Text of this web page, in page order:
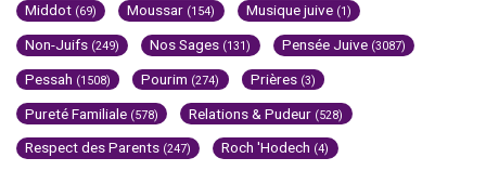
Middot (69) Moussar (154) Musique juive (1)
Non-Juifs (249) Nos Sages (131) Pensée Juive (3087)
Pessah (1508) Pourim (274) Prières (3)
Pureté Familiale (578) Relations & Pudeur (528)
Respect des Parents (247) Roch 'Hodech (4)